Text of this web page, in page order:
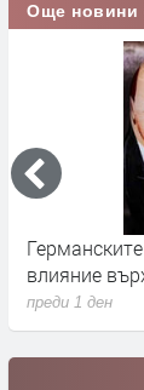
Още новини
влияние
преди 1 ден